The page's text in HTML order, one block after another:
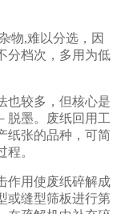
物,难以分选，因
分档次，多用为低
也较多，但核心是
脱墨。废纸回用工
纸张的品种，可简
。
作用使废纸碎解成
或缝型筛板进行第